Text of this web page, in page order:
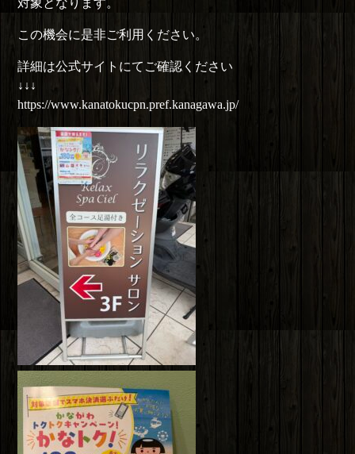
この機会に是非ご利用ください。
詳細は公式サイトにてご確認ください
↓↓↓
https://www.kanatokucpn.pref.kanagawa.jp/